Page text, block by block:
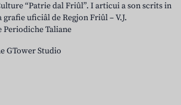
“Patrie dal Friûl”. I articui a son scrits in
uficiâl de Regjon Friûl – V.J.
Periodiche Taliane
GTower Studio